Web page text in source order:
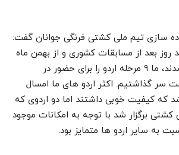
سازی تیم ملی کشتی فرنگی جوانان گفت:
روز بعد از مسابقات کشوری و از بهمن ماه
سال گذشته شروع شدند، ما ۹ مرحله اردو را برای حضور در
سر گذاشتیم. اکثر اردو های ما امسال
شد که کیفیت خوبی داشتند اما دو اردوی که
برگزار شد با توجه به امکانات موجود
به سایر اردو ها متمایز بود.